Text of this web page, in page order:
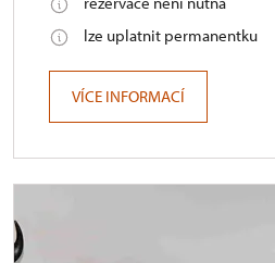
lze uplatnit permanentku
VÍCE INFORMACÍ